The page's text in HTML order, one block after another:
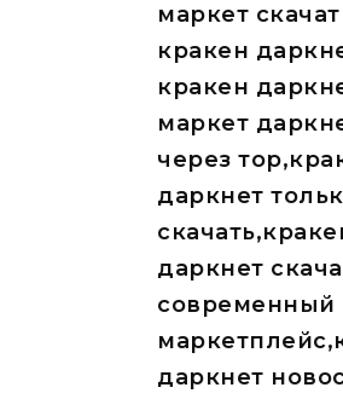
маркет
кракен
кракен
маркет
через
даркнет
даркнет
современный
даркнет